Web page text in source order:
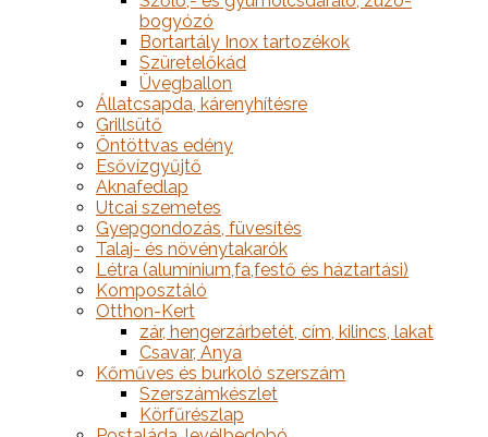
bogyózó
Bortartály Inox tartozékok
Szüretelőkád
Üvegballon
Állatcsapda, kárenyhítésre
Grillsütő
Öntöttvas edény
Esővízgyűjtő
Aknafedlap
Utcai szemetes
Gyepgondozás, füvesítés
Talaj- és növénytakarók
Létra (alumínium,fa,festő és háztartási)
Komposztáló
Otthon-Kert
zár, hengerzárbetét, cím, kilincs, lakat
Csavar, Anya
Kőműves és burkoló szerszám
Szerszámkészlet
Körfűrészlap